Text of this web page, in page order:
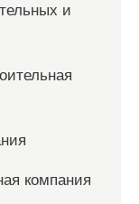
и
компания